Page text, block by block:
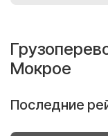
Мокрое
Последние